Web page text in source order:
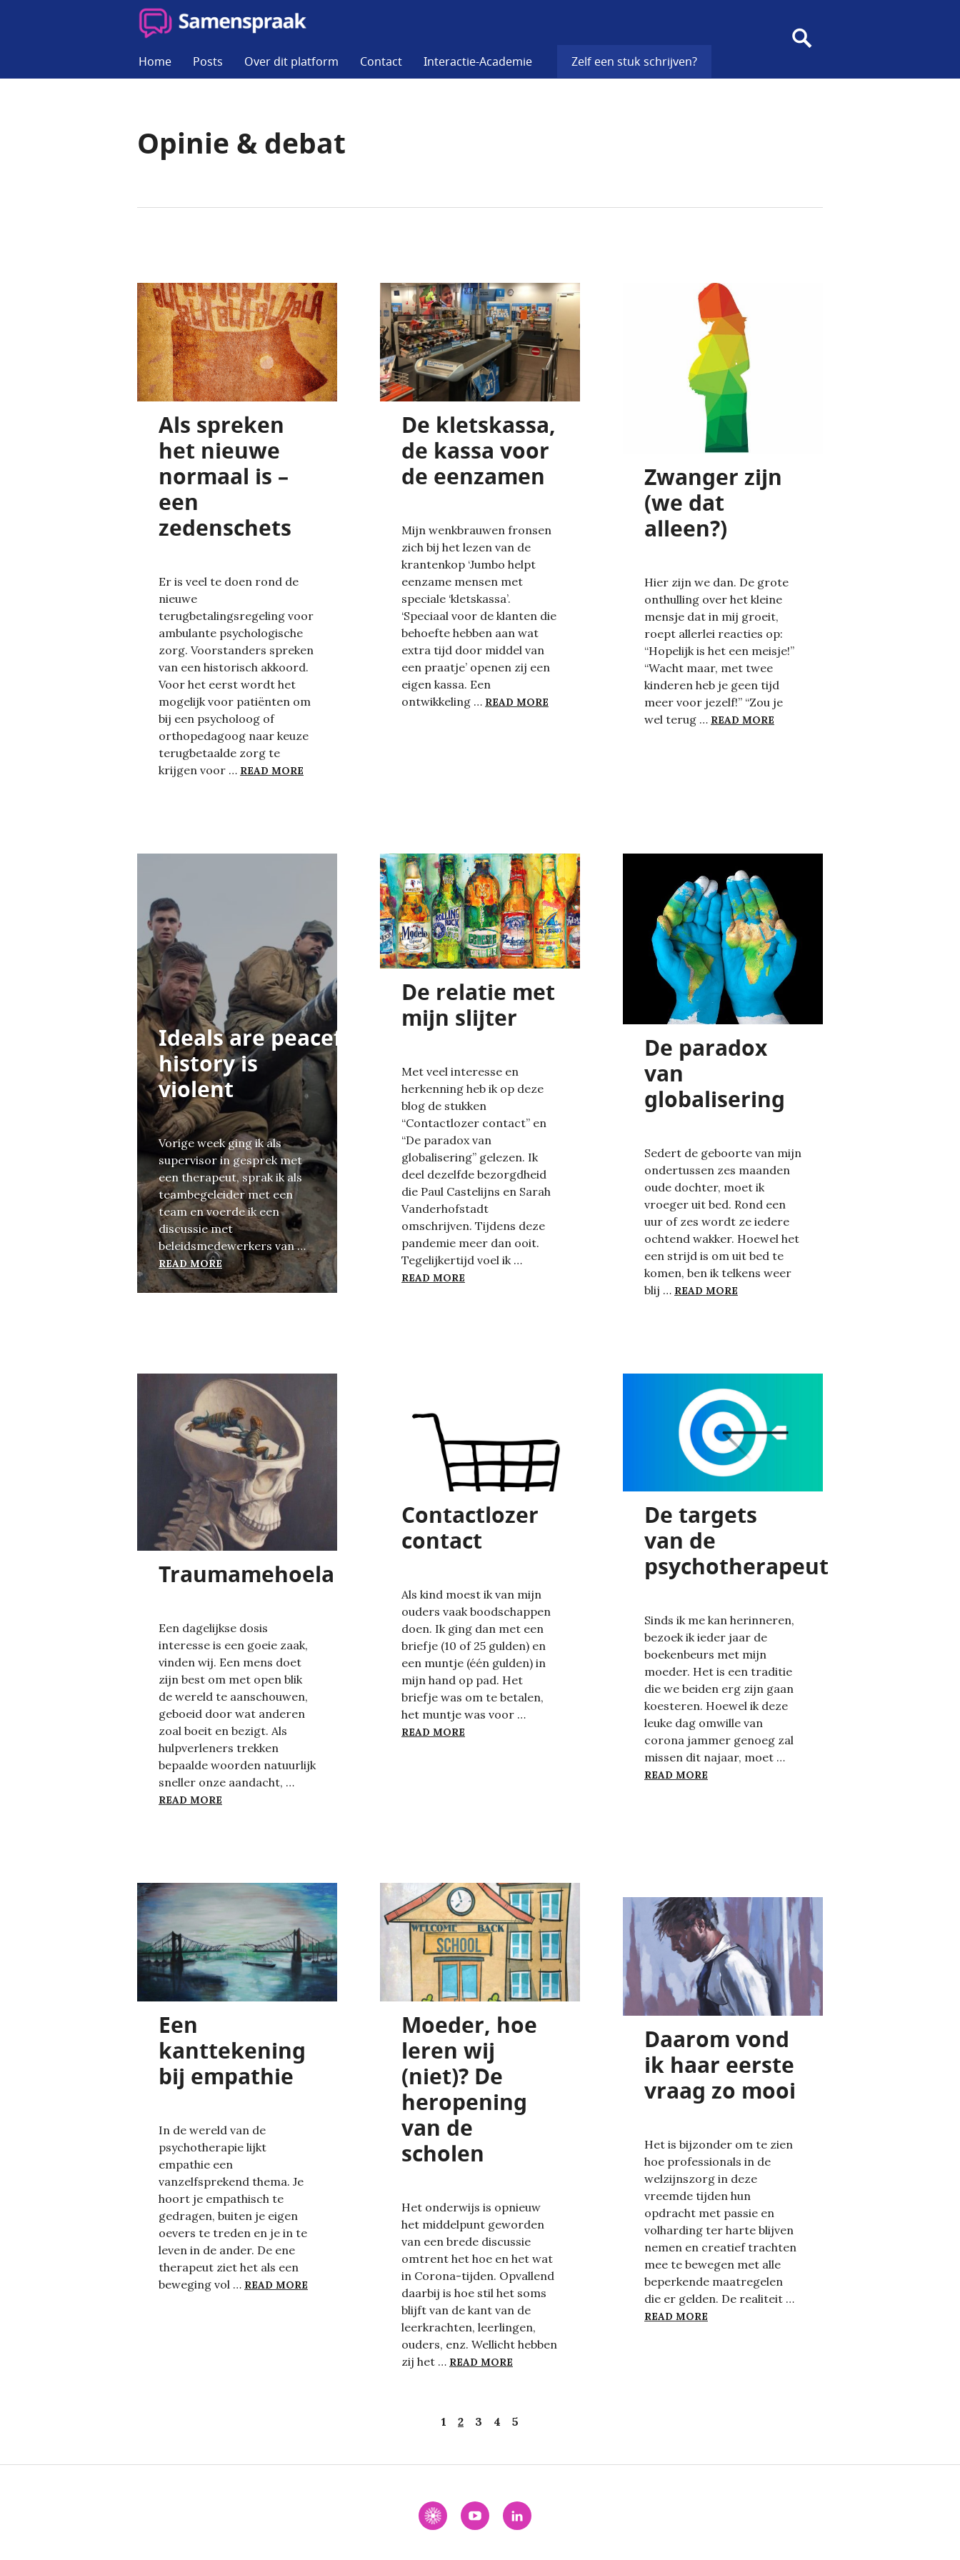
SAMENSPRAAK
Home Posts Over dit platform Contact Interactie-Academie Zelf een stuk schrijven?
Opinie & debat
Als spreken
het nieuwe
normaal is –
een
zedenschets
Er is veel te doen rond de
nieuwe
terugbetalingsregeling voor
ambulante psychologische
zorg. Voorstanders spreken
van een historisch akkoord.
Voor het eerst wordt het
mogelijk voor patiënten om
bij een psycholoog of
orthopedagoog naar keuze
terugbetaalde zorg te
krijgen voor … READ MORE
De kletskassa,
de kassa voor
de eenzamen
Mijn wenkbrauwen fronsen
zich bij het lezen van de
krantenkop ‘Jumbo helpt
eenzame mensen met
speciale ‘kletskassa’.
‘Speciaal voor de klanten die
behoefte hebben aan wat
extra tijd door middel van
een praatje’ openen zij een
eigen kassa. Een
ontwikkeling … READ MORE DE KLETSKASSA, DE KASSA VOOR DE EENZAMEN
Zwanger zijn
(we dat
alleen?)
Hier zijn we dan. De grote
onthulling over het kleine
mensje dat in mij groeit,
roept allerlei reacties op:
“Hopelijk is het een meisje!”
“Wacht maar, met twee
kinderen heb je geen tijd
meer voor jezelf!” “Zou je
wel terug … READ MORE
Ideals are peaceful,
history is
violent
Vorige week ging ik als
supervisor in gesprek met
een therapeut, sprak ik als
teambegeleider met een
team en voerde ik een
discussie met
beleidsmedewerkers van …
READ MOREIDEALS ARE PEACEFUL, HISTORY IS VIOLENT
De relatie met
mijn slijter
Met veel interesse en
herkenning heb ik op deze
blog de stukken
“Contactlozer contact” en
“De paradox van
globalisering” gelezen. Ik
deel dezelfde bezorgdheid
die Paul Castelijns en Sarah
Vanderhofstadt
omschrijven. Tijdens deze
pandemie meer dan ooit.
Tegelijkertijd voel ik …
READ MORE
De paradox
van
globalisering
Sedert de geboorte van mijn
ondertussen zes maanden
oude dochter, moet ik
vroeger uit bed. Rond een
uur of zes wordt ze iedere
ochtend wakker. Hoewel het
een strijd is om uit bed te
komen, ben ik telkens weer
blij … READ MORE
Traumamehoela
Een dagelijkse dosis
interesse is een goeie zaak,
vinden wij. Een mens doet
zijn best om met open blik
de wereld te aanschouwen,
geboeid door wat anderen
zoal boeit en bezigt. Als
hulpverleners trekken
bepaalde woorden natuurlijk
sneller onze aandacht, …
READ MORE
Contactlozer
contact
Als kind moest ik van mijn
ouders vaak boodschappen
doen. Ik ging dan met een
briefje (10 of 25 gulden) en
een muntje (één gulden) in
mijn hand op pad. Het
briefje was om te betalen,
het muntje was voor …
READ MORE
De targets
van de
psychotherapeut
Sinds ik me kan herinneren,
bezoek ik ieder jaar de
boekenbeurs met mijn
moeder. Het is een traditie
die we beiden erg zijn gaan
koesteren. Hoewel ik deze
leuke dag omwille van
corona jammer genoeg zal
missen dit najaar, moet …
READ MORE
Een
kanttekening
bij empathie
In de wereld van de
psychotherapie lijkt
empathie een
vanzelfsprekend thema. Je
hoort je empathisch te
gedragen, buiten je eigen
oevers te treden en je in te
leven in de ander. De ene
therapeut ziet het als een
beweging vol … READ MORE EEN KANTTEKENING BIJ EMPATHIE
Moeder, hoe
leren wij
(niet)? De
heropening
van de
scholen
Het onderwijs is opnieuw
het middelpunt geworden
van een brede discussie
omtrent het hoe en het wat
in Corona-tijden. Opvallend
daarbij is hoe stil het soms
blijft van de kant van de
leerkrachten, leerlingen,
ouders, enz. Wellicht hebben
zij het … READ MORE
Daarom vond
ik haar eerste
vraag zo mooi
Het is bijzonder om te zien
hoe professionals in de
welzijnszorg in deze
vreemde tijden hun
opdracht met passie en
volharding ter harte blijven
nemen en creatief trachten
mee te bewegen met alle
beperkende maatregelen
die er gelden. De realiteit …
READ MORE
1 2 3 4 5
Interactie
Academie
YouTubeLinkedIn